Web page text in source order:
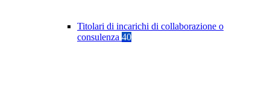
Titolari di incarichi di collaborazione o
consulenza 40